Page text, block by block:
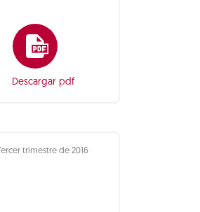
Descargar pdf
Tercer trimestre de 2016